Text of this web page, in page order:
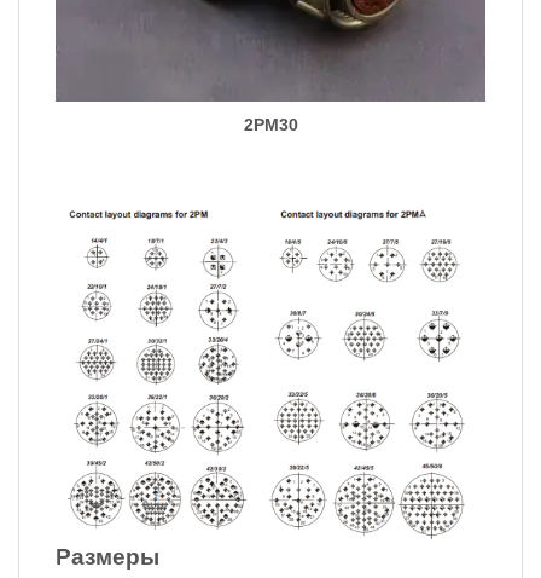
2PM30
Размеры